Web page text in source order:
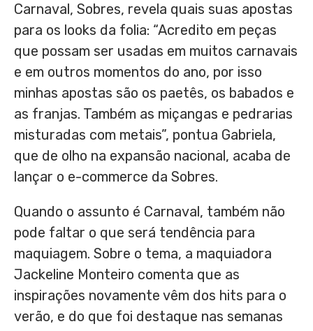
Carnaval, Sobres, revela quais suas apostas
para os looks da folia: “Acredito em peças
que possam ser usadas em muitos carnavais
e em outros momentos do ano, por isso
minhas apostas são os paetês, os babados e
as franjas. Também as miçangas e pedrarias
misturadas com metais”, pontua Gabriela,
que de olho na expansão nacional, acaba de
lançar o e-commerce da Sobres.
Quando o assunto é Carnaval, também não
pode faltar o que será tendência para
maquiagem. Sobre o tema, a maquiadora
Jackeline Monteiro comenta que as
inspirações novamente vêm dos hits para o
verão, e do que foi destaque nas semanas